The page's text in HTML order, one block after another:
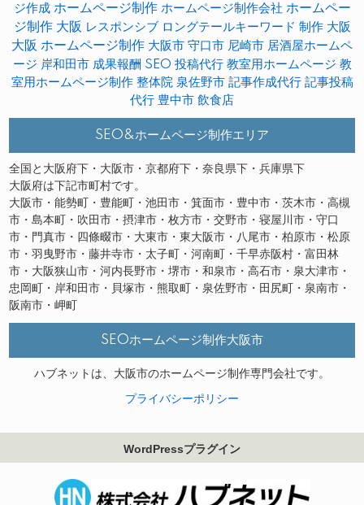
ジ作成 ホームページ制作 ホームページ制作会社 ホームペー
ジ制作 大阪 レスポンシブ ロングテールキーワード 制作 大阪
大阪 ホームページ制作 大阪市 守口市 尼崎市 居酒屋ホームペ
ージ 岸和田市 成果報酬 SEO 投稿代行 教室用ホームページ 教
室用ホームページ制作 整体院 泉佐野市 記事作成代行 記事投稿
代行 豊中市 飲食店
SEO&ホームページ制作エリア
全国と大阪府下・大阪市・京都府下・奈良県下・兵庫県下
大阪府は下記市町村です。
大阪市・能勢町・豊能町・池田市・箕面市・豊中市・茨木市・高槻
市・島本町・吹田市・摂津市・枚方市・交野市・寝屋川市・守口
市・門真市・四條畷市・大東市・東大阪市・八尾市・柏原市・松原
市・羽曳野市・藤井寺市・太子町・河南町・千早赤阪村・富田林
市・大阪狭山市・河内長野市・堺市・和泉市・高石市・泉大津市・
忠岡町・岸和田市・貝塚市・熊取町・泉佐野市・田尻町・泉南市・
阪南市・岬町
SEOホームページ制作大阪市
ハブネットは、大阪市のホームページ制作専門会社です。
プライバシーポリシー
WordPressプラグイン